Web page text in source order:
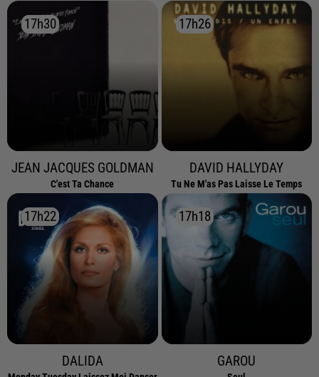
17h30
17h30
JEAN JACQUES GOLDMAN
C'est Ta Chance
17h26
17h26
DAVID HALLYDAY
Tu Ne M'as Pas Laisse Le Temps
17h22
17h22
DALIDA
17h18
17h18
GAROU